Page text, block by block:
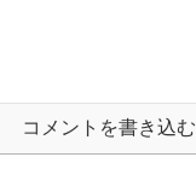
コメントを書き込む